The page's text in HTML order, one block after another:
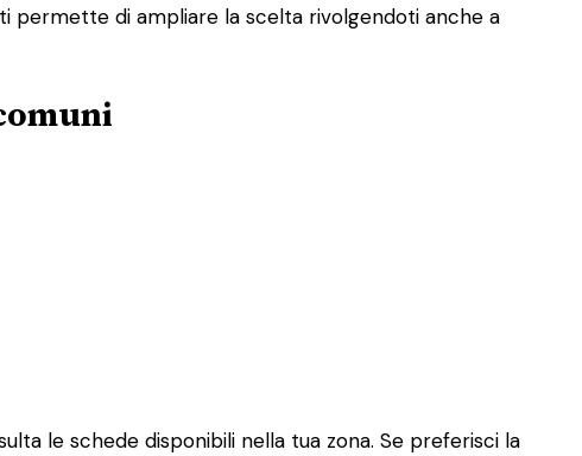
permette di ampliare la scelta rivolgendoti anche a
le schede disponibili nella tua zona. Se preferisci la